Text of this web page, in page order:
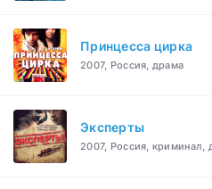
Принцесса цирка
2007, Россия, драма
Эксперты
2007, Россия, криминал,